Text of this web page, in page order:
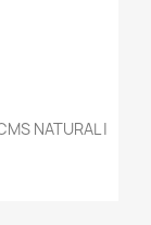
NATURAL |